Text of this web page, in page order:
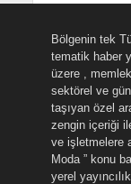
Bölgenin tek
tematik haber
üzere ,
sektörel ve
taşıyan özel
zengin içeriği
ve işletmelere
Moda ” konu
yerel